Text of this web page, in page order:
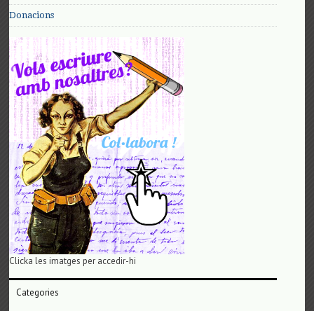
Donacions
Clicka les imatges per accedir-hi
Categories